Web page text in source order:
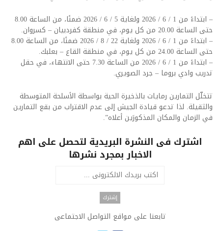
– ابتداءً من 1 / 6 / 2026 ولغاية 5 / 6 / 2026 ضمنًا، من الساعة 8.00
حتى الساعة 20.00 من كل يوم، في منطقة كفردبيان – كسروان.
– ابتداءً من 1 / 6 / 2026 ولغاية 22 / 8 / 2026 ضمنًا، من الساعة 8.00
حتى الساعة 24.00 من كل يوم، في منطقة القاع – بعلبك.
– ابتداءً من 1 / 6 / 2026 من الساعة 7.30 حتى الانتهاء، في حقل
تدريب وادي بروما – جرد الصويري.
تتخلّل التمارين رمايات بالذخيرة الحية بواسطة الأسلحة المتوسطة
والثقيلة. لذا تدعو قيادة الجيش إلى عدم الاقتراب من بقع التمارين
في الزمان والمكان المذكورَين أعلاه”.
اشترك فى النشرة البريدية لتحصل على اهم
الاخبار بمجرد نشرها
تابعنا على مواقع التواصل الاجتماعى